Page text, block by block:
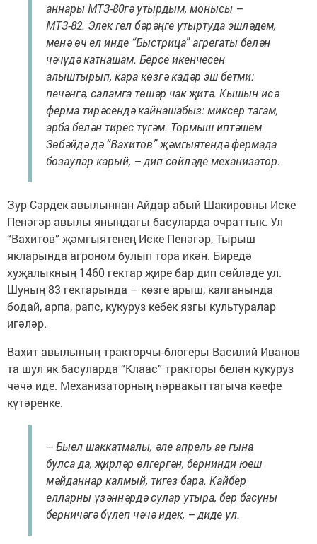
аннары МТЗ-80гә утырдым, монысы –
МТЗ-82. Элек гел бәрәңге утыртуда эшләдем,
менә өч ел инде “Быстрица” агрегаты белән
чәчүдә катнашам. Берсе икенчесен
алыштырып, кара көзгә кадәр эш бетми:
печәнгә, саламга төшәр чак җитә. Кышын исә
ферма тирәсендә кайнашабыз: миксер тагам,
арба белән тирес түгәм. Тормыш иптәшем
Зөбәйдә дә “Вахитов” җәмгыятендә фермада
бозаулар карый, – дип сөйләде механизатор.
Зур Сәрдек авылыннан Айдар абый Шакировны Иске
Пенәгәр авылы янындагы басуларда очраттык. Ул
“Вахитов” җәмгыятенең Иске Пенәгәр, Тырыш
якларында агроном булып тора икән. Биредә
хуҗалыкның 1460 гектар җире бар дип сөйләде ул.
Шуның 83 гектарында – көзге арыш, калганында
бодай, арпа, рапс, кукуруз кебек язгы культуралар
игәләр.
Вахит авылының тракторчы-блогеры Василий Иванов
та шул як басуларда “Клаас” тракторы белән кукуруз
чәчә иде. Механизаторның һәрвакыттагыча кәефе
күтәренке.
– Быел шаккатмалы, әле апрель ае гына
булса да, җирләр өлгергән, бернинди юеш
мәйданнар калмый, тигез бара. Кайбер
елларны үзәннәрдә сулар утыра, бер басуны
берничәгә бүлеп чәчә идек, – диде ул.